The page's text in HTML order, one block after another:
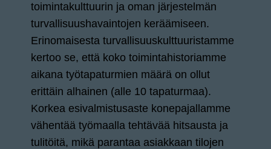
toimintakulttuurin ja oman järjestelmän
turvallisuushavaintojen keräämiseen.
Erinomaisesta turvallisuuskulttuuristamme
kertoo se, että koko toimintahistoriamme
aikana työtapaturmien määrä on ollut
erittäin alhainen (alle 10 tapaturmaa).
Korkea esivalmistusaste konepajallamme
vähentää työmaalla tehtävää hitsausta ja
tulitöitä, mikä parantaa asiakkaan tilojen